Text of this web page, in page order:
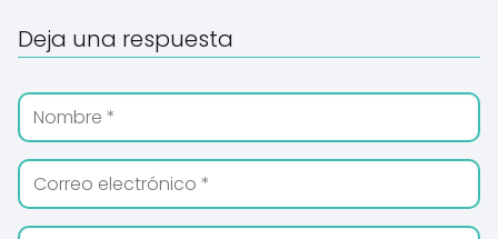
Deja una respuesta